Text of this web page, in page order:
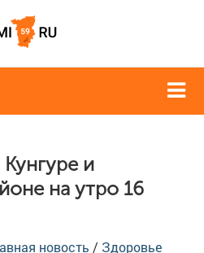
и
на утро 16
новость / Здоровье